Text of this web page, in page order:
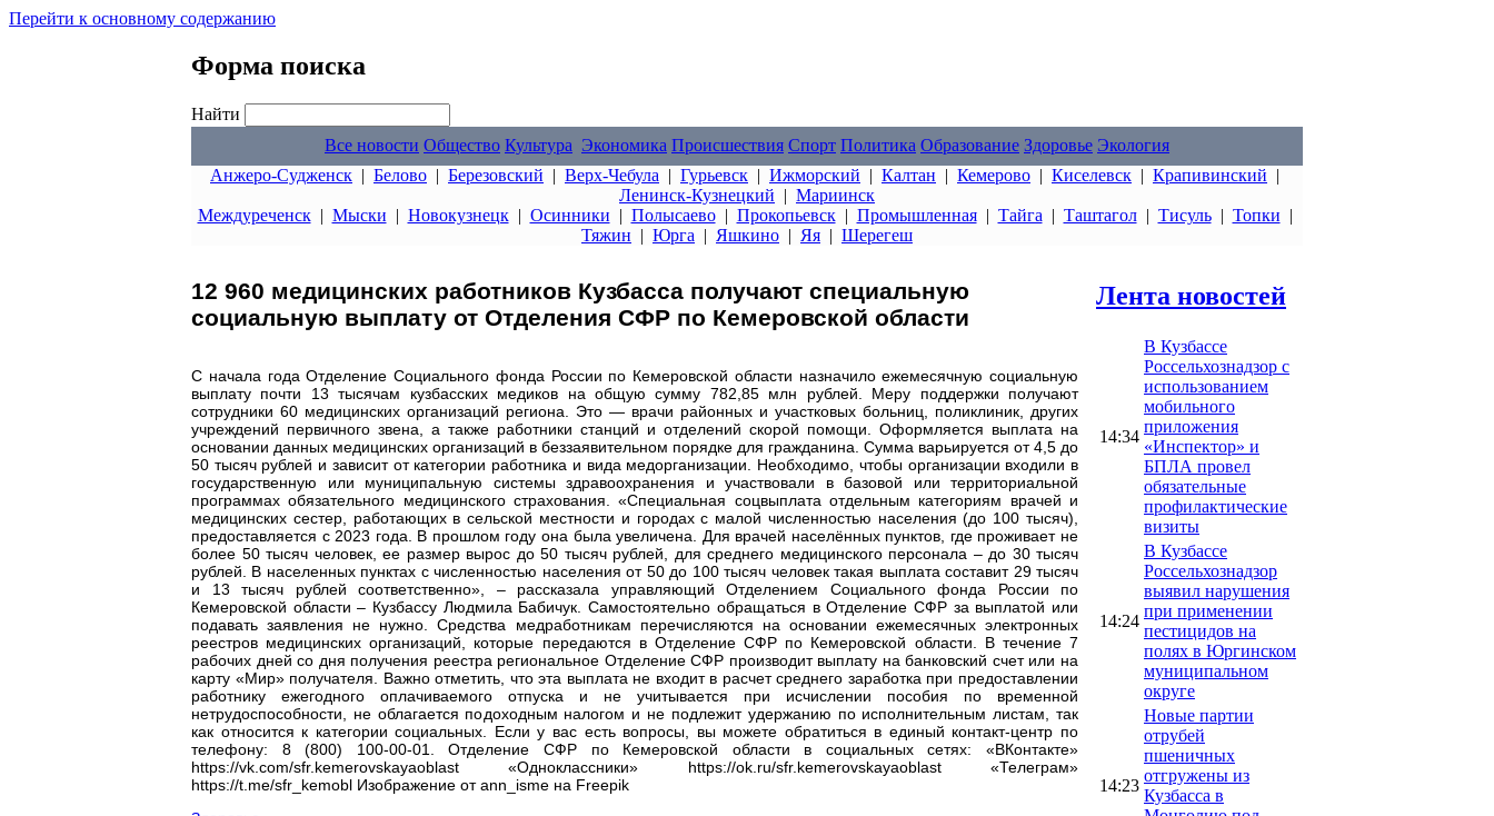
Перейти к основному содержанию
Форма поиска
Найти
Все новости Общество Культура Экономика Происшествия Спорт Политика Образование Здоровье Экология
Анжеро-Судженск | Белово | Березовский | Верх-Чебула | Гурьевск | Ижморский | Калтан | Кемерово | Киселевск | Крапивинский |
Ленинск-Кузнецкий | Мариинск
Междуреченск| Мыски | Новокузнецк| Осинники | Полысаево| Прокопьевск| Промышленная| Тайга | Таштагол| Тисуль| Топки |
Тяжин | Юрга | Яшкино | Яя | Шерегеш
12 960 медицинских работников Кузбасса получают специальную
социальную выплату от Отделения СФР по Кемеровской области
С начала года Отделение Социального фонда России по Кемеровской области назначило ежемесячную социальную
выплату почти 13 тысячам кузбасских медиков на общую сумму 782,85 млн рублей. Меру поддержки получают
сотрудники 60 медицинских организаций региона. Это — врачи районных и участковых больниц, поликлиник, других
учреждений первичного звена, а также работники станций и отделений скорой помощи. Оформляется выплата на
основании данных медицинских организаций в беззаявительном порядке для гражданина. Сумма варьируется от 4,5 до
50 тысяч рублей и зависит от категории работника и вида медорганизации. Необходимо, чтобы организации входили в
государственную или муниципальную системы здравоохранения и участвовали в базовой или территориальной
программах обязательного медицинского страхования. «Специальная соцвыплата отдельным категориям врачей и
медицинских сестер, работающих в сельской местности и городах с малой численностью населения (до 100 тысяч),
предоставляется с 2023 года. В прошлом году она была увеличена. Для врачей населённых пунктов, где проживает не
более 50 тысяч человек, ее размер вырос до 50 тысяч рублей, для среднего медицинского персонала – до 30 тысяч
рублей. В населенных пунктах с численностью населения от 50 до 100 тысяч человек такая выплата составит 29 тысяч
и 13 тысяч рублей соответственно», – рассказала управляющий Отделением Социального фонда России по
Кемеровской области – Кузбассу Людмила Бабичук. Самостоятельно обращаться в Отделение СФР за выплатой или
подавать заявления не нужно. Средства медработникам перечисляются на основании ежемесячных электронных
реестров медицинских организаций, которые передаются в Отделение СФР по Кемеровской области. В течение 7
рабочих дней со дня получения реестра региональное Отделение СФР производит выплату на банковский счет или на
карту «Мир» получателя. Важно отметить, что эта выплата не входит в расчет среднего заработка при предоставлении
работнику ежегодного оплачиваемого отпуска и не учитывается при исчислении пособия по временной
нетрудоспособности, не облагается подоходным налогом и не подлежит удержанию по исполнительным листам, так
как относится к категории социальных. Если у вас есть вопросы, вы можете обратиться в единый контакт-центр по
телефону: 8 (800) 100-00-01. Отделение СФР по Кемеровской области в социальных сетях: «ВКонтакте»
https://vk.com/sfr.kemerovskayaoblast «Одноклассники» https://ok.ru/sfr.kemerovskayaoblast «Телеграм»
https://t.me/sfr_kemobl Изображение от ann_isme на Freepik
Лента новостей
14:34
В Кузбассе
Россельхознадзор с
использованием
мобильного
приложения
«Инспектор» и
БПЛА провел
обязательные
профилактические
визиты
14:24
В Кузбассе
Россельхознадзор
выявил нарушения
при применении
пестицидов на
полях в Юргинском
муниципальном
округе
14:23
Новые партии
отрубей
пшеничных
отгружены из
Кузбасса в